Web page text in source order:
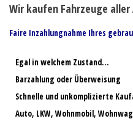
Wir kaufen Fahrzeuge
Faire Inzahlungnahme Ihres
Egal in welchem Zustand…
Barzahlung oder Überweisung
Schnelle und unkomplizierte
Auto, LKW, Wohnmobil,